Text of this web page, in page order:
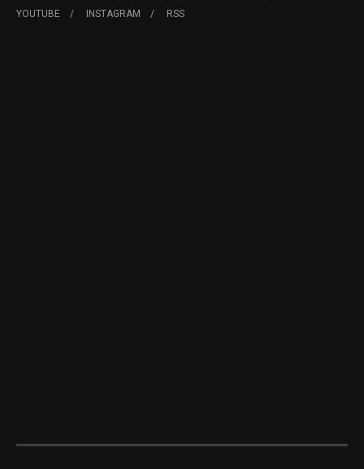
YOUTUBE
INSTAGRAM RSS